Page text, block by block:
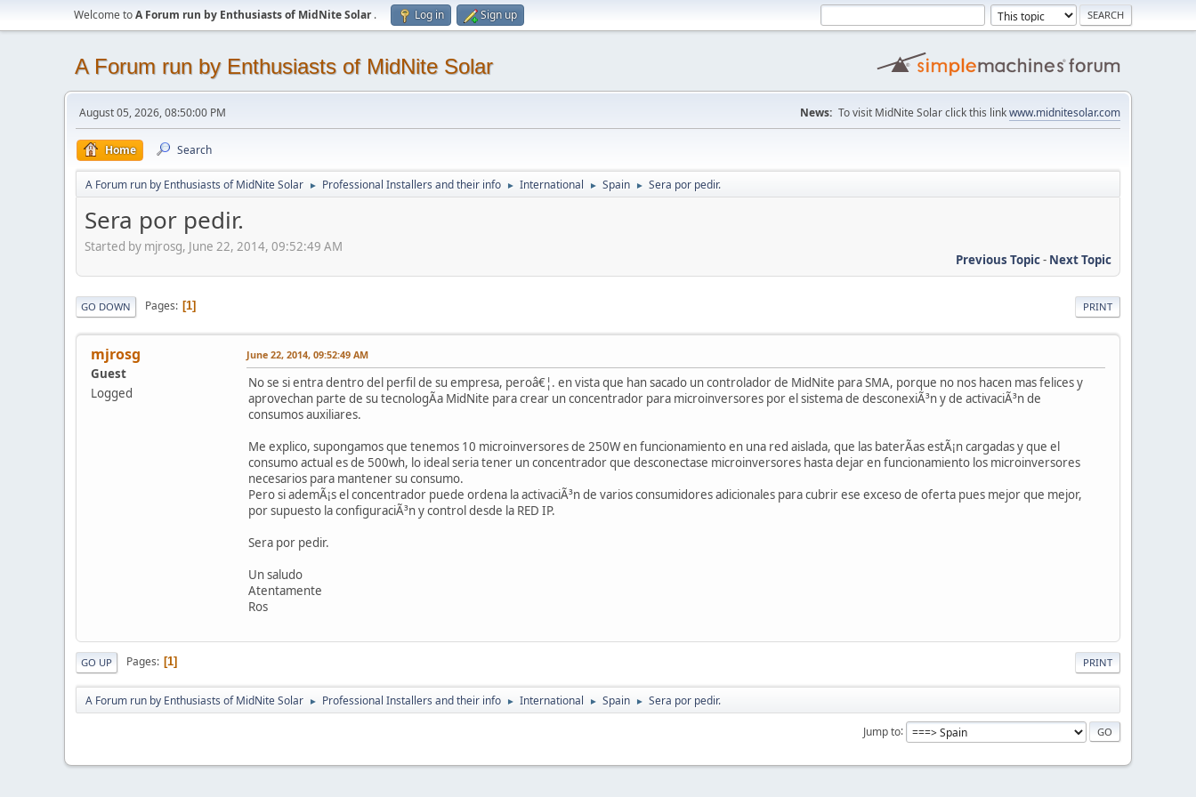
Welcome toA Forum run by Enthusiasts of MidNite Solar. Log in Sign up
A Forum run by Enthusiasts of MidNite Solar
August 05, 2026, 08:50:00 PM News: To visit MidNite Solar click this linkwww.midnitesolar.com
Home Search
A Forum run by Enthusiasts of MidNite Solar ► Professional Installers and their info ► International ► Spain ► Sera por pedir.
Sera por pedir.
Started by mjrosg, June 22, 2014, 09:52:49 AM
Previous Topic- Next Topic
PRINT
GO DOWN Pages 1
mjrosg
Guest
Logged
June 22, 2014, 09:52:49 AM
No se si entra dentro del perfil de su empresa, peroâ€¦. en vista que han sacado un controlador de MidNite para SMA, porque no nos hacen mas felices y
aprovechan parte de su tecnologÃ­a MidNite para crear un concentrador para microinversores por el sistema de desconexiÃ³n y de activaciÃ³n de
consumos auxiliares.
Me explico, supongamos que tenemos 10 microinversores de 250W en funcionamiento en una red aislada, que las baterÃ­as estÃ¡n cargadas y que el
consumo actual es de 500wh, lo ideal seria tener un concentrador que desconectase microinversores hasta dejar en funcionamiento los microinversores
necesarios para mantener su consumo.
Pero si ademÃ¡s el concentrador puede ordena la activaciÃ³n de varios consumidores adicionales para cubrir ese exceso de oferta pues mejor que mejor,
por supuesto la configuraciÃ³n y control desde la RED IP.
Sera por pedir.
Un saludo
Atentamente
Ros
PRINT
GO UP Pages 1
A Forum run by Enthusiasts of MidNite Solar ► Professional Installers and their info ► International ► Spain ► Sera por pedir.
Jump to